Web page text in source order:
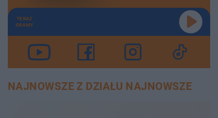
TERAZ
GRAMY
NAJNOWSZE Z DZIAŁU NAJNOWSZE